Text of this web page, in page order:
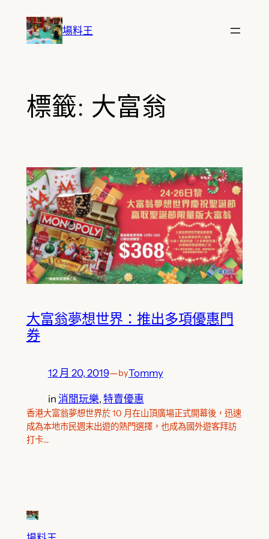
場料王
標籤: 大富翁
大富翁夢想世界：推出多項優惠門
券
12 月 20, 2019—byTommy
in 消閒玩樂, 特賣優惠
香港大富翁夢想世界於 10 月在山頂廣場正式開幕後，迅速
成為本地市民週末出遊的熱門選擇，也成為國外遊客拜訪
打卡…